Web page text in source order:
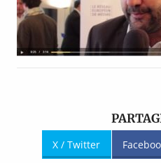
X / Twitter